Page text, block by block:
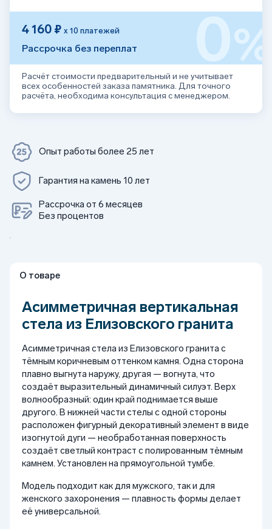
4 160 ₽ х 10 платежей
Рассрочка без переплат 0%
Расчёт стоимости предварительный и не учитывает
всех особенностей заказа памятника. Для точного
расчёта, необходима консультация с менеджером.
Опыт работы более 25 лет
Гарантия на камень 10 лет
Рассрочка от 6 месяцев
Без процентов
О товаре
Асимметричная вертикальная
стела из Елизовского гранита
Асимметричная стела из Елизовского гранита с
тёмным коричневым оттенком камня. Одна сторона
плавно выгнута наружу, другая — вогнута, что
создаёт выразительный динамичный силуэт. Верх
волнообразный: один край поднимается выше
другого. В нижней части стелы с одной стороны
расположен фигурный декоративный элемент в виде
изогнутой дуги — необработанная поверхность
создаёт светлый контраст с полированным тёмным
камнем. Установлен на прямоугольной тумбе.
Модель подходит как для мужского, так и для
женского захоронения — плавность формы делает
её универсальной.